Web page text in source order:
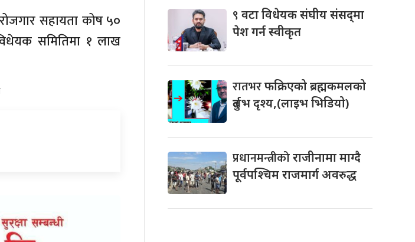
सहायता कोष ५०
समितिमा १ लाख
९वटा विधेयक संघीय संसद्‌मा
पेश गर्न स्वीकृत
रातभरफक्रिएको ब्रह्मकमलको
दुर्लभ दृश्य,(लाइभ भिडियो)
प्रधानमन्त्रीकोराजीनामा माग्दै
पूर्वपश्चिम राजमार्ग अवरुद्ध